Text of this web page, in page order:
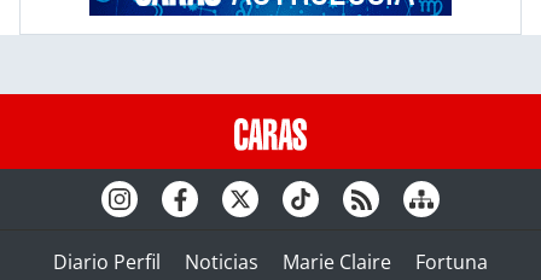
Diario Perfil Noticias Marie Claire Fortuna